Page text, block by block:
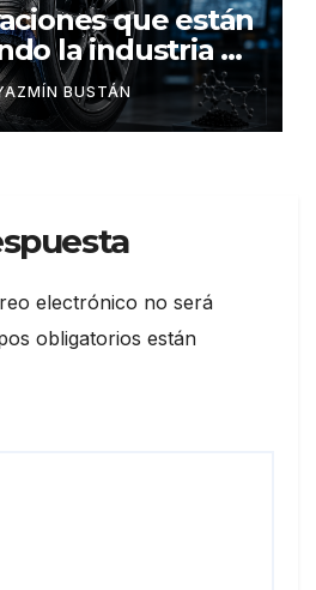
que están
la industria de
y redefinen el
BUSTÁN
electrónico no será
obligatorios están